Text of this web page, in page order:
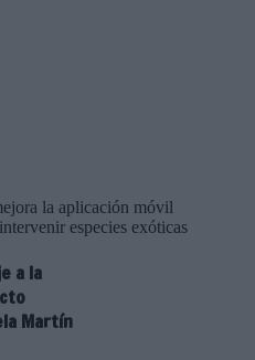
la aplicación móvil
especies exóticas
a la
Martín